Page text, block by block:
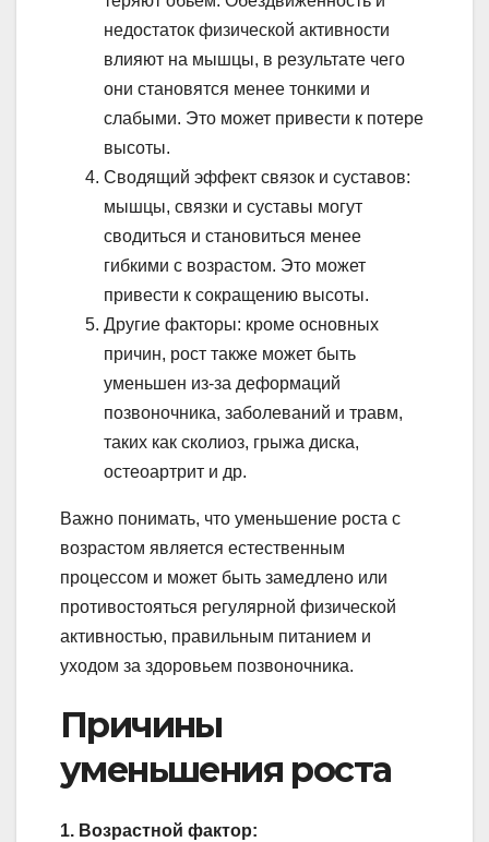
недостаток физической активности
влияют на мышцы, в результате чего
они становятся менее тонкими и
слабыми. Это может привести к потере
высоты.
Сводящий эффект связок и суставов:
мышцы, связки и суставы могут
сводиться и становиться менее
гибкими с возрастом. Это может
привести к сокращению высоты.
Другие факторы: кроме основных
причин, рост также может быть
уменьшен из-за деформаций
позвоночника, заболеваний и травм,
таких как сколиоз, грыжа диска,
остеоартрит и др.
Важно понимать, что уменьшение роста с
возрастом является естественным
процессом и может быть замедлено или
противостояться регулярной физической
активностью, правильным питанием и
уходом за здоровьем позвоночника.
Причины
уменьшения роста
1. Возрастной фактор: